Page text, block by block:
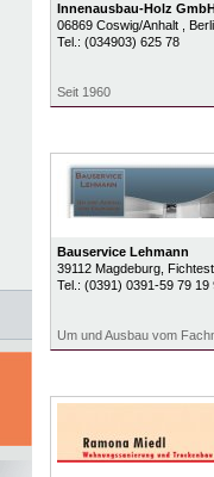
Innenausbau-Holz
06869 Coswig/Anhalt
,
Tel.: (034903) 625 78
Seit 1960
Bauservice Lehmann
39112 Magdeburg,
Tel.: (0391) 0391-59 79 19
Um und Ausbau vom